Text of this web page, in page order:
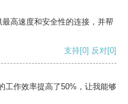
高速度和安全性的连接，并帮
支持[0] 反对[0]
工作效率提高了50%，让我能够